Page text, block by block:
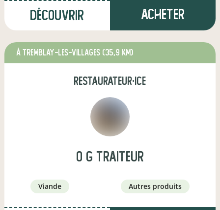
Découvrir Acheter
à TREMBLAY-LES-VILLAGES (35,9 km)
restaurateur·ice
O g traiteur
viande autres produits